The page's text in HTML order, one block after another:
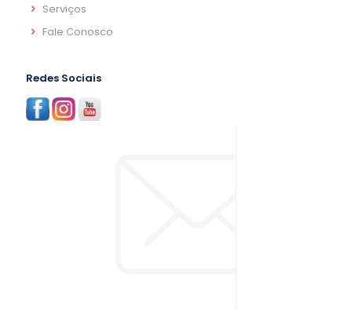
Serviços
Fale Conosco
Redes Sociais